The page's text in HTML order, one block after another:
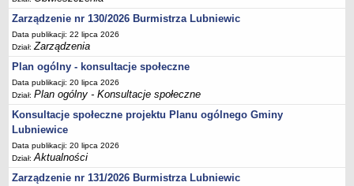
Zakład Gospodarki Komunalnej
Środowiskowy Dom Samopomocy
MAJĄTEK I FINANSE
Budżet Gminy
Majątek Gminy
Sprawozdania z wykonania budżetu - kwartalne
Sprawozdania z wykonania budżetu - półroczne, roczne
Umorzenia, odroczenia, raty
Fundacje i Stowarzyszenia dofinansowane z JST
Zarządzenie nr 130/2026 Burmistrza Lubniewic
Data publikacji: 22 lipca 2026
Dział:Zarządzenia
Plan ogólny - konsultacje społeczne
Data publikacji: 20 lipca 2026
Dział:Plan ogólny - Konsultacje społeczne
Konsultacje społeczne projektu Planu ogólnego Gminy
Lubniewice
Data publikacji: 20 lipca 2026
Dział:Aktualności
Zarządzenie nr 131/2026 Burmistrza Lubniewic